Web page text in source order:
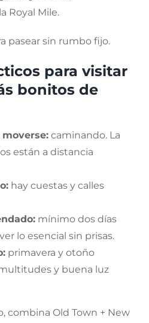
Royal Mile.
pasear sin rumbo fijo.
para visitar
bonitos de
caminando. La
están a distancia
hay cuestas y calles
mínimo dos días
lo esencial sin prisas.
primavera y otoño
y buena luz
combina Old Town + New